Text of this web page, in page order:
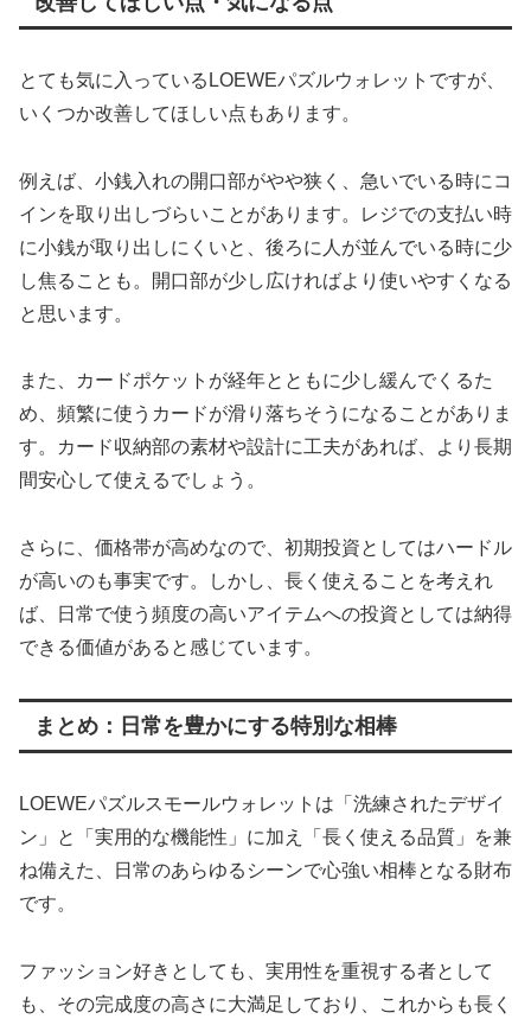
とても気に入っているLOEWEパズルウォレットですが、
いくつか改善してほしい点もあります。
例えば、小銭入れの開口部がやや狭く、急いでいる時にコ
インを取り出しづらいことがあります。レジでの支払い時
に小銭が取り出しにくいと、後ろに人が並んでいる時に少
し焦ることも。開口部が少し広ければより使いやすくなる
と思います。
また、カードポケットが経年とともに少し緩んでくるた
め、頻繁に使うカードが滑り落ちそうになることがありま
す。カード収納部の素材や設計に工夫があれば、より長期
間安心して使えるでしょう。
さらに、価格帯が高めなので、初期投資としてはハードル
が高いのも事実です。しかし、長く使えることを考えれ
ば、日常で使う頻度の高いアイテムへの投資としては納得
できる価値があると感じています。
まとめ：日常を豊かにする特別な相棒
LOEWEパズルスモールウォレットは「洗練されたデザイ
ン」と「実用的な機能性」に加え「長く使える品質」を兼
ね備えた、日常のあらゆるシーンで心強い相棒となる財布
です。
ファッション好きとしても、実用性を重視する者として
も、その完成度の高さに大満足しており、これからも長く